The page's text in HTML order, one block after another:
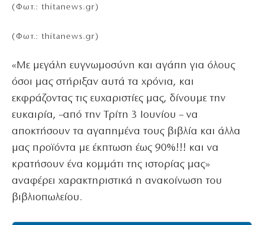
(Φωτ.: thitanews.gr)
(Φωτ.: thitanews.gr)
«Με μεγάλη ευγνωμοσύνη και αγάπη για όλους
όσοι μας στήριξαν αυτά τα χρόνια, και
εκφράζοντας τις ευχαριστίες μας, δίνουμε την
ευκαιρία, –από την Τρίτη 3 Ιουνίου – να
αποκτήσουν τα αγαπημένα τους βιβλία και άλλα
μας προϊόντα με έκπτωση έως 90%!!! και να
κρατήσουν ένα κομμάτι της ιστορίας μας»
αναφέρει χαρακτηριστικά η ανακοίνωση του
βιβλιοπωλείου.